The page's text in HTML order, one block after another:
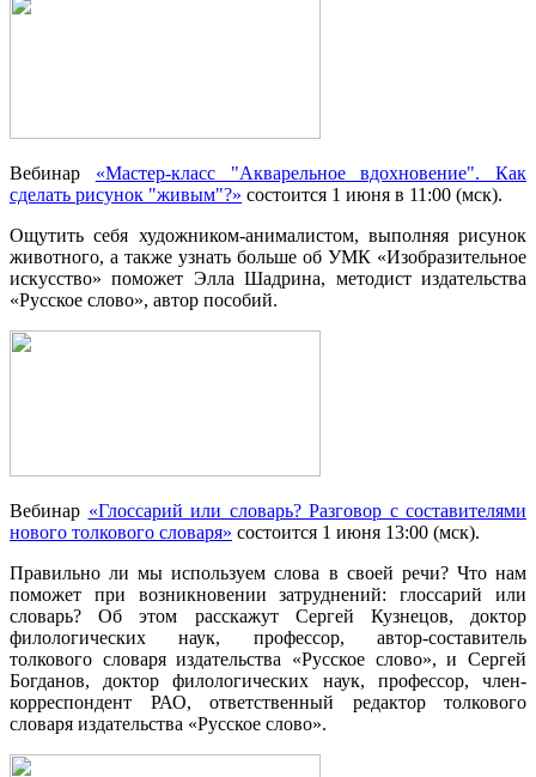
Вебинар «Мастер-класс "Акварельное вдохновение". Как
сделать рисунок "живым"?» состоится 1 июня в 11:00 (мск).
Ощутить себя художником-анималистом, выполняя рисунок
животного, а также узнать больше об УМК «Изобразительное
искусство» поможет Элла Шадрина, методист издательства
«Русское слово», автор пособий.
Вебинар «Глоссарий или словарь? Разговор с составителями
нового толкового словаря» состоится 1 июня 13:00 (мск).
Правильно ли мы используем слова в своей речи? Что нам
поможет при возникновении затруднений: глоссарий или
словарь? Об этом расскажут Сергей Кузнецов, доктор
филологических наук, профессор, автор-составитель
толкового словаря издательства «Русское слово», и Сергей
Богданов, доктор филологических наук, профессор, член-
корреспондент РАО, ответственный редактор толкового
словаря издательства «Русское слово».